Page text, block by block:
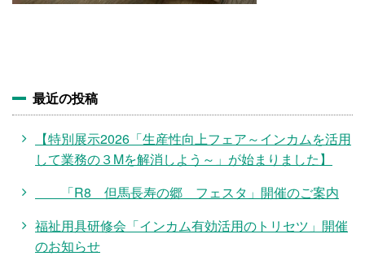
最近の投稿
【特別展示2026「生産性向上フェア～インカムを活用
して業務の３Mを解消しよう～」が始まりました】
「R8 但馬長寿の郷 フェスタ」開催のご案内
福祉用具研修会「インカム有効活用のトリセツ」開催
のお知らせ